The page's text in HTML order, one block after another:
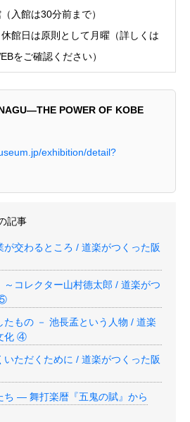
入館は30分前まで）
休館日は原則として月曜（詳しくは
をご確認ください）
POWER OF KOBE
exhibition/detail?
記事
が交わるところ / 道楽がつくった阪
～コレクター山村德太郎 / 道楽がつ
たもの － 池長孟という人物 / 道楽
化 ④
いただくために / 道楽がつくった阪
ち — 舞打楽暦『五鬼の賦』から